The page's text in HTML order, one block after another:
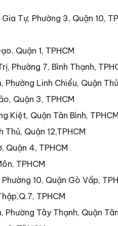
Tự, Phường 3, Quận 10,
Quận 1, TPHCM
Phường 7, Bình Thạnh,
Phường Linh Chiểu, Quận
Quận 3, TPHCM
Kiệt, Quận Tân Bình,
Quận 12,TPHCM
Quận 4, TPHCM
TPHCM
10, Quận Gò Vấp,
TPHCM
Phường Tây Thạnh, Quận